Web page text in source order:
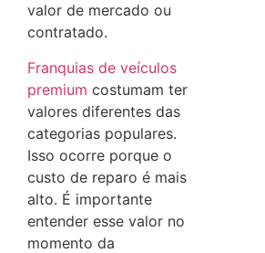
valor de mercado ou
contratado.
Franquias de veículos
premium costumam ter
valores diferentes das
categorias populares.
Isso ocorre porque o
custo de reparo é mais
alto. É importante
entender esse valor no
momento da